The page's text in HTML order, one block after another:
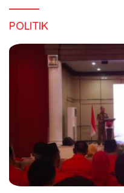
POLITIK